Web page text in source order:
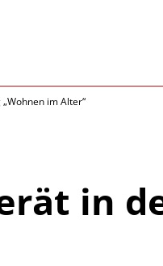
im Alter“
in